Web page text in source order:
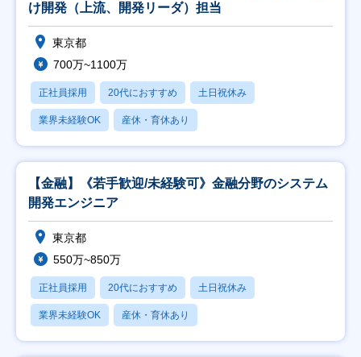
け開発（上流、開発リーダ）担当
東京都
700万~1100万
正社員採用 20代におすすめ 土日祝休み
業界未経験OK 産休・育休あり
【金融】《若手歓迎/未経験可》金融分野のシステム
開発エンジニア
東京都
550万~850万
正社員採用 20代におすすめ 土日祝休み
業界未経験OK 産休・育休あり